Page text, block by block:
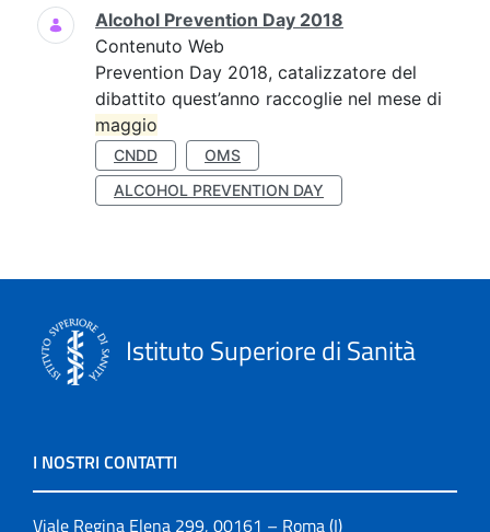
Alcohol Prevention Day 2018
Contenuto Web
Prevention Day 2018, catalizzatore del
dibattito quest’anno raccoglie nel mese di
maggio
CNDD
OMS
ALCOHOL PREVENTION DAY
Istituto Superiore di Sanità
I NOSTRI CONTATTI
Viale Regina Elena 299, 00161 – Roma (I)